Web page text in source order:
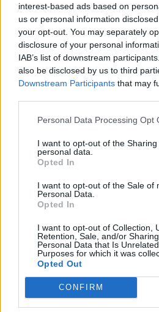
interest-based ads based on
us or personal information
your opt-out. You may separately
disclosure of your personal
IAB’s list of downstream
also be disclosed by us to third
Downstream Participants that may
Personal Data Processing Opt
I want to opt-out of the
personal data.
Opted In
I want to opt-out of the Sale of
Personal Data.
Opted In
I want to opt-out of Collection,
Retention, Sale, and/or
Personal Data that Is
Purposes for which it was
Opted Out
CONFIRM
Chanteurs :
Albums :
Paroles + Traduction
Vous aimez chanter, apprenez
Télécharger légalement les
Télécharger légalement les
Trouver des vinyles et des CD
Trouver un instrument de
meilleur prix sur